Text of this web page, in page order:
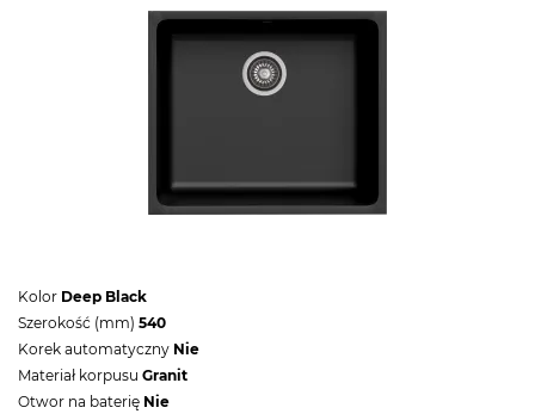
Kolor Deep Black
Szerokość (mm) 540
Korek automatyczny Nie
Materiał korpusu Granit
Otwor na baterię Nie